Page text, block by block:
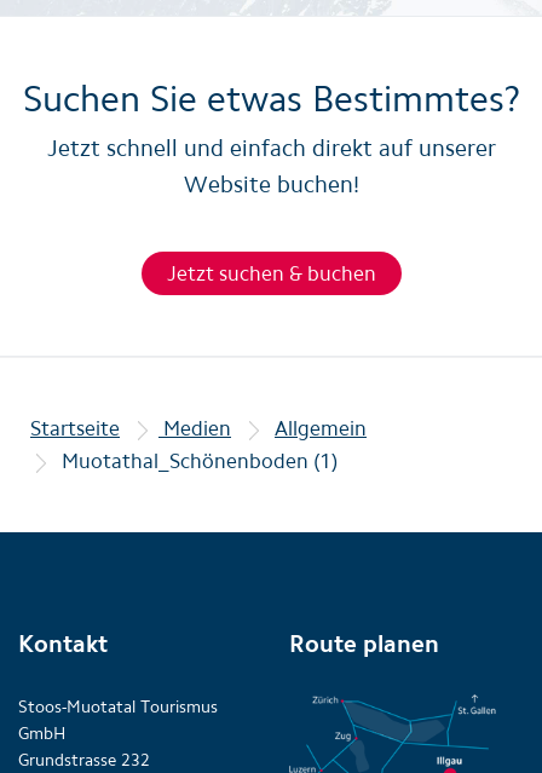
Suchen Sie etwas Bestimmtes?
Jetzt schnell und einfach direkt auf unserer
Website buchen!
Jetzt suchen & buchen
Startseite Medien
Allgemein
Muotathal_Schönenboden (1)
Kontakt
Stoos-Muotatal Tourismus
GmbH
Grundstrasse 232
Route planen